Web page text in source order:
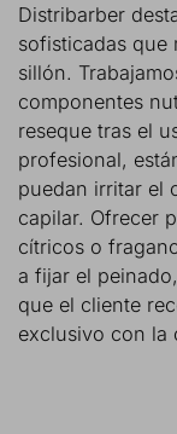
Distribarber
sofisticadas que
sillón.
componentes
reseque tras el
profesional,
puedan irritar el
capilar. Ofrecer
cítricos o
a fijar el
que el cliente
exclusivo con la